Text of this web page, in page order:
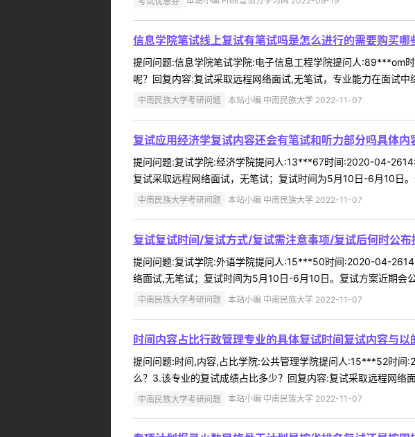
信息学院笔试线上复试有笔试吗是怎么进行的需要购买哪
提问问题:信息学院笔试学院:电子信息工程学院提问人:89***om
呢？回复内容:复试采取远程网络面试,无笔试，专业能力在面试中
中南民族大学考研问题 本站小编 中南民族大学 2022-11-07
复试应用经济学复试内容还会有笔试和听力部分吗具体内
提问问题:复试学院:经济学院提问人:13***67时间:2020-04-
复试采取远程网络面试，无笔试；复试时间为5月10日-6月10日
中南民族大学考研问题 本站小编 中南民族大学 2022-11-07
复试复试时间/复试方式/复试需注意事项/复试后何时公布
提问问题:复试学院:外语学院提问人:15***50时间:2020-04-
络面试,无笔试；复试时间为5月10日-6月10日。复试方案近期会
中南民族大学考研问题 本站小编 中南民族大学 2022-11-07
时间内容占比行政管理专业的具体复试时间复试内容与以
提问问题:时间,内容,占比学院:公共管理学院提问人:15***52时间
么？3.该专业的复试成绩占比多少？回复内容:复试采取远程网络
中南民族大学考研问题 本站小编 中南民族大学 2022-11-07